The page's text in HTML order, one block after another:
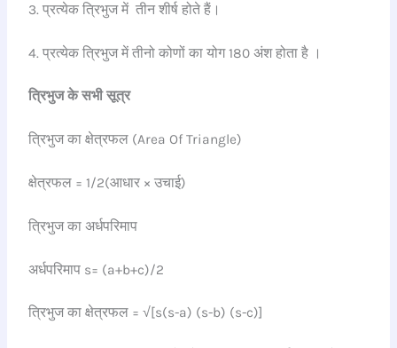
3. प्रत्येक त्रिभुज में तीन शीर्ष होते हैं।
4. प्रत्येक त्रिभुज में तीनो कोणों का योग 180 अंश होता है ।
त्रिभुज के सभी सूत्र
त्रिभुज का क्षेत्रफल (Area Of Triangle)
क्षेत्रफल = 1/2(आधार × उचाई)
त्रिभुज का अर्धपरिमाप
अर्धपरिमाप s= (a+b+c)/2
त्रिभुज का क्षेत्रफल = √[s(s-a) (s-b) (s-c)]